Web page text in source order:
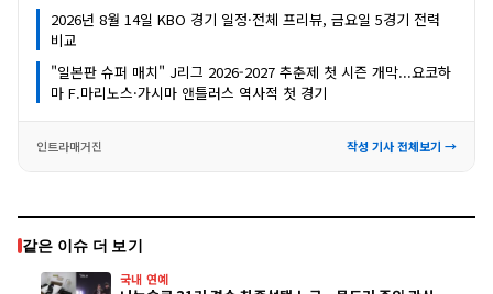
2026년 8월 14일 KBO 경기 일정·전체 프리뷰, 금요일 5경기 전력
비교
"일본판 슈퍼 매치" J리그 2026-2027 추춘제 첫 시즌 개막...요코하
마 F.마리노스·가시마 앤틀러스 역사적 첫 경기
인트라매거진 작성 기사 전체보기 →
같은 이슈 더 보기
국내 연예